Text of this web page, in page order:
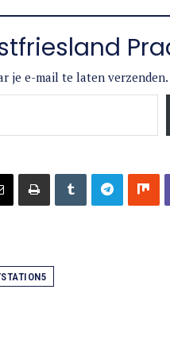
je e-mail te laten verzenden.